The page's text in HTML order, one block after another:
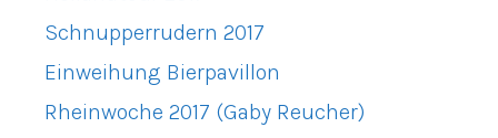
Schnupperrudern 2017
Einweihung Bierpavillon
Rheinwoche 2017 (Gaby Reucher)